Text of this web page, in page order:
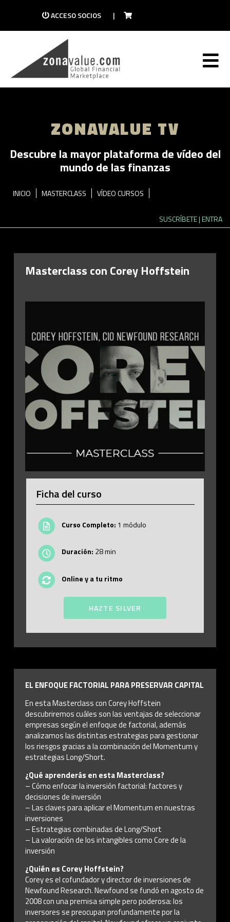
ACCESO SOCIOS |
ZONAVALUE TV
Descubre la mayor plataforma de vídeo del
mundo de las finanzas
INICIO MASTERCLASS VÍDEO CURSOS
SUSCRÍBETE| ENTRA
Masterclass con Corey Hoffstein
Ficha del curso
Curso Completo: 1 módulo
Duración: 28 min
Online y a tu ritmo
HAZTE SILVER
EL ENFOQUE FACTORIAL PARA PRESERVAR CAPITAL
En esta Masterclass con Corey Hoffstein
descubriremos cuáles son las ventajas de seleccionar
empresas según el enfoque de factorial, además
analizamos las distintas estrategias para gestionar
los riesgos gracias a la combinación del Momentum y
estrategias Long/Short.
¿Qué aprenderás en esta Masterclass?
– Cómo enfocar la inversión factorial: factores y
decisiones de inversión
– Las claves para aplicar el Momentum en nuestras
inversiones
– Estrategias combinadas de Long/Short
– La valoración de los intangibles como Core de la
inversión
¿Quién es Corey Hoffstein?
Corey es el cofundador y director de inversiones de
Newfound Research. Newfound se fundó en agosto de
2008 con una premisa simple pero poderosa: los
inversores se preocupan profundamente por la